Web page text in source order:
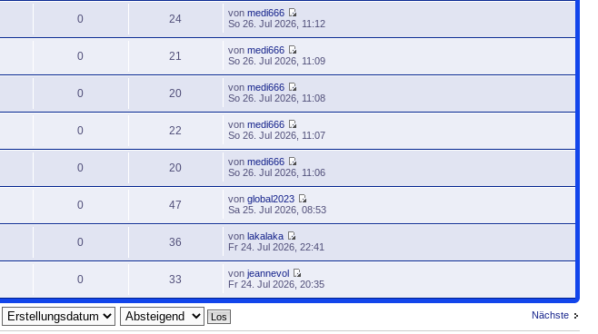
0 24 vonmedi666
So 26. Jul 2026, 11:12
0 21 vonmedi666
So 26. Jul 2026, 11:09
0 20 vonmedi666
So 26. Jul 2026, 11:08
0 22 vonmedi666
So 26. Jul 2026, 11:07
0 20 vonmedi666
So 26. Jul 2026, 11:06
0 47 vonglobal2023
Sa 25. Jul 2026, 08:53
0 36 vonlakalaka
Fr 24. Jul 2026, 22:41
0 33 vonjeannevol
Fr 24. Jul 2026, 20:35
Nächste